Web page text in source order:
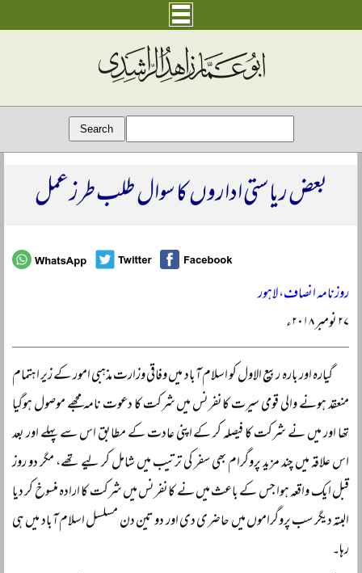
بعض ریاستی اداروں کا سوال طلب طرز عمل
روزنامہ انصاف، لاہور
۲۷ نومبر ۲۰۱۸ء
گیارہ اور بارہ ربیع الاول کو اسلام آباد میں وفاقی وزارت مذہبی امور کے زیر اہتمام
منعقد ہونے والی قومی سیرت کانفرنس میں شرکت کا دعوت نامہ مجھے موصول ہوگیا
تھا اور میں نے شرکت کا فیصلہ کر کے اپنی عادت کے مطابق اس سے پہلے اور بعد
اس علاقہ میں چند مزید پروگرام بھی سفر کی ترتیب میں شامل کر لیے تھے، مگر دو روز
قبل ایک واقعہ ہوا جس کے باعث میں نے کانفرنس میں شرکت کا ارادہ منسوخ کر دیا
البتہ دیگر سب پروگراموں میں حاضری دی اور دو تین دن مسلسل اسلام آباد میں ہی
رہا۔